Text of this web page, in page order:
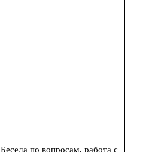
Беседа по вопросам, работа с